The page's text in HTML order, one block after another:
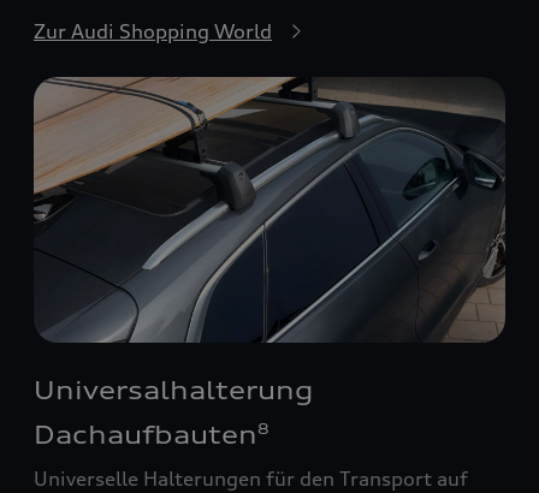
Zur Audi Shopping World
Universalhalterung
Dachaufbauten8
Universelle Halterungen für den Transport auf